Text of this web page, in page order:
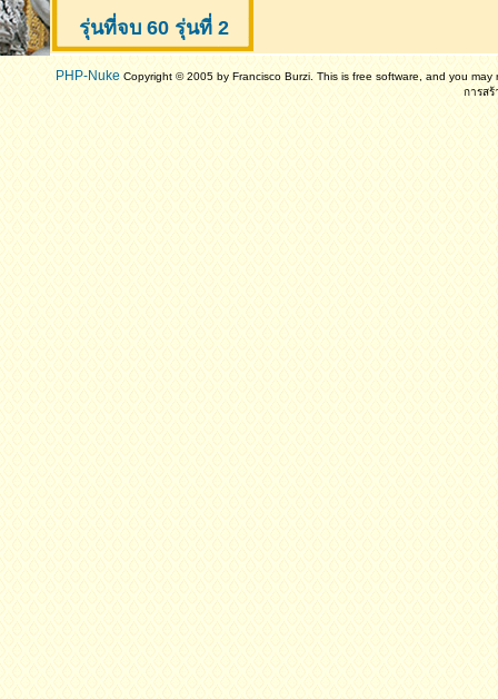
รุ่นที่จบ 60 รุ่นที่ 2
PHP-NukeCopyright © 2005 by Francisco Burzi. This is free software, and you
การส